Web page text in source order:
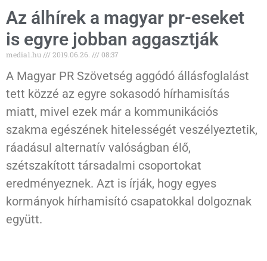
Az álhírek a magyar pr-eseket
is egyre jobban aggasztják
media1.hu 2019.06.26. 08:37
A Magyar PR Szövetség aggódó állásfoglalást
tett közzé az egyre sokasodó hírhamisítás
miatt, mivel ezek már a kommunikációs
szakma egészének hitelességét veszélyeztetik,
ráadásul alternatív valóságban élő,
szétszakított társadalmi csoportokat
eredményeznek. Azt is írják, hogy egyes
kormányok hírhamisító csapatokkal dolgoznak
együtt.